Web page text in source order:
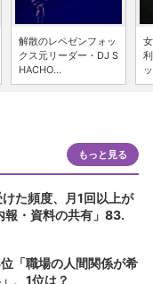
解散のレペゼンフォッ
クス元リーダー・DJ S
HACHO...
もっと見る
た頻度、月1回以上が
・資料の共有」83.
「職場の人間関係が希
、1位は？